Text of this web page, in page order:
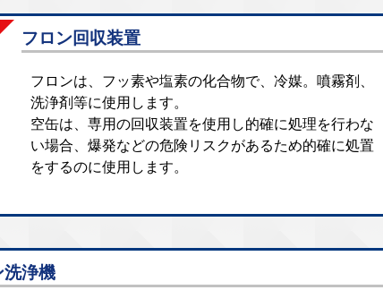
フロン回収装置
フロンは、フッ素や塩素の化合物で、冷媒。噴霧剤、
洗浄剤等に使用します。
空缶は、専用の回収装置を使用し的確に処理を行わな
い場合、爆発などの危険リスクがあるため的確に処置
をするのに使用します。
洗浄機